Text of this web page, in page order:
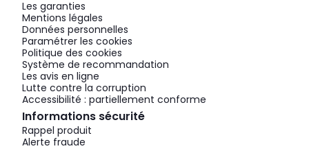
Les garanties
Mentions légales
Données personnelles
Paramétrer les cookies
Politique des cookies
Système de recommandation
Les avis en ligne
Lutte contre la corruption
Accessibilité : partiellement conforme
Informations sécurité
Rappel produit
Alerte fraude